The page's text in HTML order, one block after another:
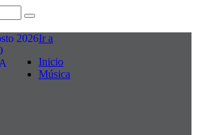
2026Ir a
Inicio
Música